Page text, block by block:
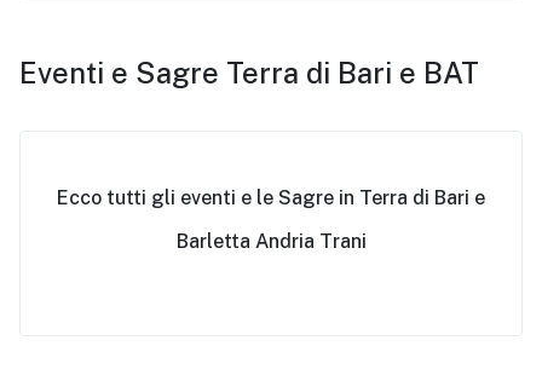
Eventi e Sagre Terra di Bari e BAT
Ecco tutti gli eventi e le Sagre in Terra di Bari e
Barletta Andria Trani